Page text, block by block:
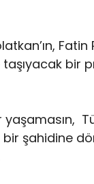
Fatin
bir
yaşamasın,
bir şahidine